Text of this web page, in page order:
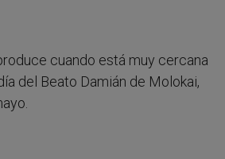
cuando está muy cercana
del Beato Damián de Molokai,